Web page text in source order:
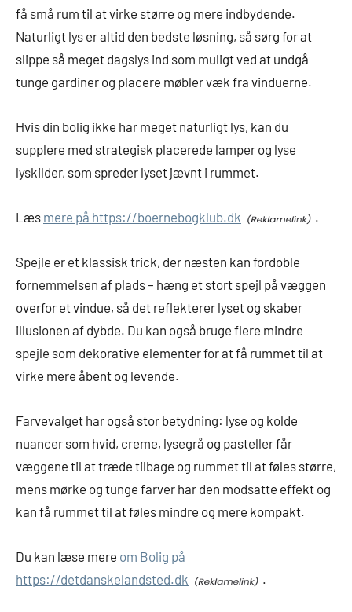
få små rum til at virke større og mere indbydende.
Naturligt lys er altid den bedste løsning, så sørg for at
slippe så meget dagslys ind som muligt ved at undgå
tunge gardiner og placere møbler væk fra vinduerne.
Hvis din bolig ikke har meget naturligt lys, kan du
supplere med strategisk placerede lamper og lyse
lyskilder, som spreder lyset jævnt i rummet.
Læs mere på https://boernebogklub.dk .
Spejle er et klassisk trick, der næsten kan fordoble
fornemmelsen af plads – hæng et stort spejl på væggen
overfor et vindue, så det reflekterer lyset og skaber
illusionen af dybde. Du kan også bruge flere mindre
spejle som dekorative elementer for at få rummet til at
virke mere åbent og levende.
Farvevalget har også stor betydning: lyse og kolde
nuancer som hvid, creme, lysegrå og pasteller får
væggene til at træde tilbage og rummet til at føles større,
mens mørke og tunge farver har den modsatte effekt og
kan få rummet til at føles mindre og mere kompakt.
Du kan læse mere om Bolig på
https://detdanskelandsted.dk
.